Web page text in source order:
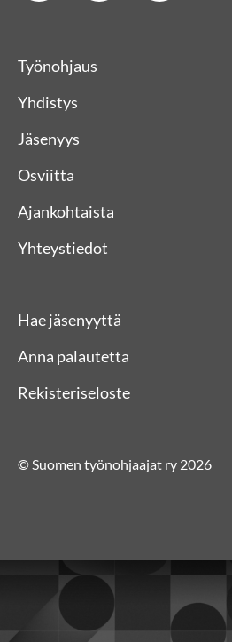
Työnohjaus
Yhdistys
Jäsenyys
Osviitta
Ajankohtaista
Yhteystiedot
Hae jäsenyyttä
Anna palautetta
Rekisteriseloste
© Suomen työnohjaajat ry 2026